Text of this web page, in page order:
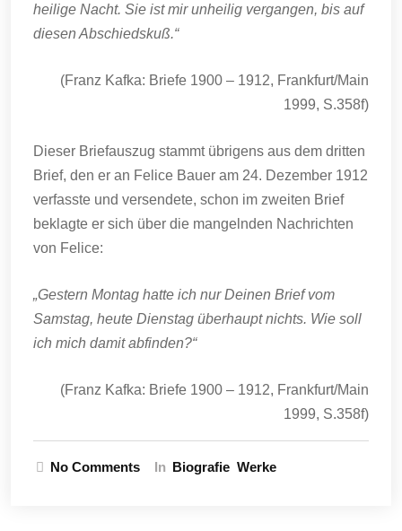
heilige Nacht. Sie ist mir unheilig vergangen, bis auf
diesen Abschiedskuß.“
(Franz Kafka: Briefe 1900 – 1912, Frankfurt/Main
1999, S.358f)
Dieser Briefauszug stammt übrigens aus dem dritten
Brief, den er an Felice Bauer am 24. Dezember 1912
verfasste und versendete, schon im zweiten Brief
beklagte er sich über die mangelnden Nachrichten
von Felice:
„Gestern Montag hatte ich nur Deinen Brief vom
Samstag, heute Dienstag überhaupt nichts. Wie soll
ich mich damit abfinden?“
(Franz Kafka: Briefe 1900 – 1912, Frankfurt/Main
1999, S.358f)
No Comments In Biografie Werke